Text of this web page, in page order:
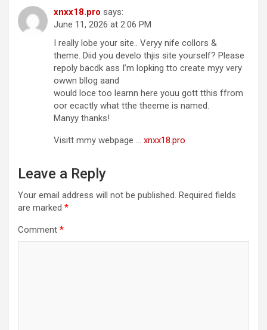
xnxx18.pro says:
June 11, 2026 at 2:06 PM
I really lobe your site.. Veryy nife collors &
theme. Diid you develo thjis site yourself? Please
repoly bacdk ass I’m lopking tto create myy very
owwn bllog aand
would loce too learnn here youu gott tthis ffrom
oor ecactly what tthe theeme is named.
Manyy thanks!
Visitt mmy webpage … xnxx18.pro
Leave a Reply
Your email address will not be published. Required fields
are marked *
Comment *